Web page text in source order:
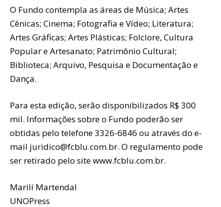
O Fundo contempla as áreas de Música; Artes
Cênicas; Cinema; Fotografia e Vídeo; Literatura;
Artes Gráficas; Artes Plásticas; Folclore, Cultura
Popular e Artesanato; Patrimônio Cultural;
Biblioteca; Arquivo, Pesquisa e Documentação e
Dança.
Para esta edição, serão disponibilizados R$ 300
mil. Informações sobre o Fundo poderão ser
obtidas pelo telefone 3326-6846 ou através do e-
mail juridico@fcblu.com.br. O regulamento pode
ser retirado pelo site www.fcblu.com.br.
Marilí Martendal
UNOPress